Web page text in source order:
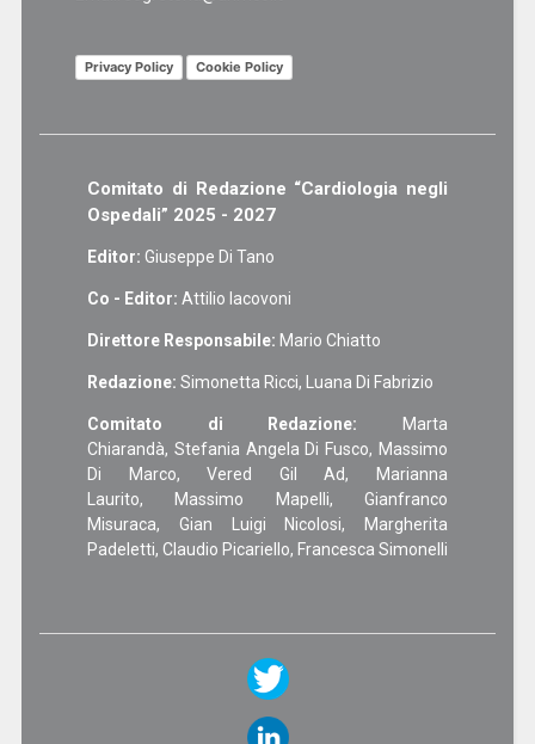
Privacy Policy Cookie Policy
Comitato di Redazione “Cardiologia negli
Ospedali” 2025 - 2027
Editor: Giuseppe Di Tano
Co - Editor: Attilio Iacovoni
Direttore Responsabile: Mario Chiatto
Redazione: Simonetta Ricci, Luana Di Fabrizio
Comitato di Redazione: Marta
Chiarandà, Stefania Angela Di Fusco, Massimo
Di Marco, Vered Gil Ad, Marianna
Laurito, Massimo Mapelli, Gianfranco
Misuraca, Gian Luigi Nicolosi, Margherita
Padeletti, Claudio Picariello, Francesca Simonelli